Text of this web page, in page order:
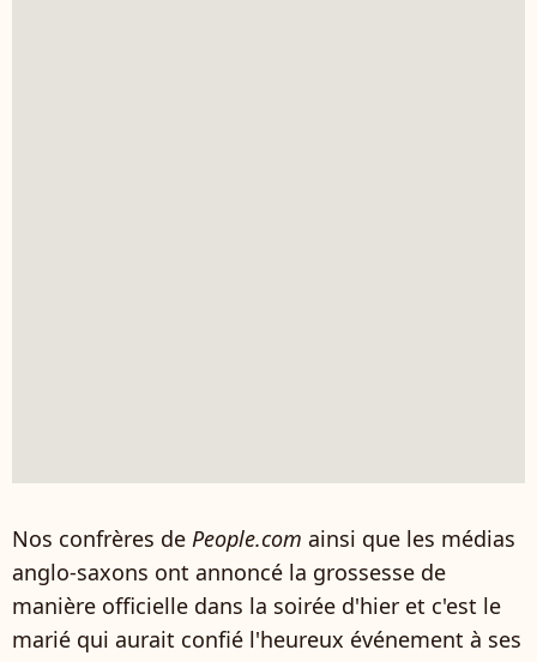
Nos confrères de People.com ainsi que les médias
anglo-saxons ont annoncé la grossesse de
manière officielle dans la soirée d'hier et c'est le
marié qui aurait confié l'heureux événement à ses